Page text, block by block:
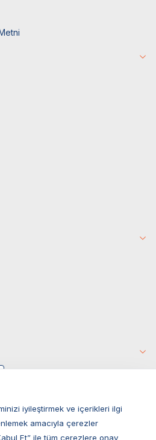
iyileştirmek ve içerikleri ilgi
amacıyla çerezler
Et” ile tüm çerezlere onay